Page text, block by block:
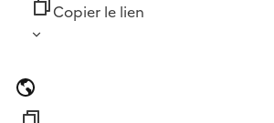
Copier le lien